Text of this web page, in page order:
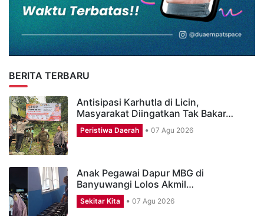
BERITA TERBARU
Antisipasi Karhutla di Licin,
Masyarakat Diingatkan Tak Bakar…
Peristiwa Daerah 07 Agu 2026
Anak Pegawai Dapur MBG di
Banyuwangi Lolos Akmil…
Sekitar Kita 07 Agu 2026